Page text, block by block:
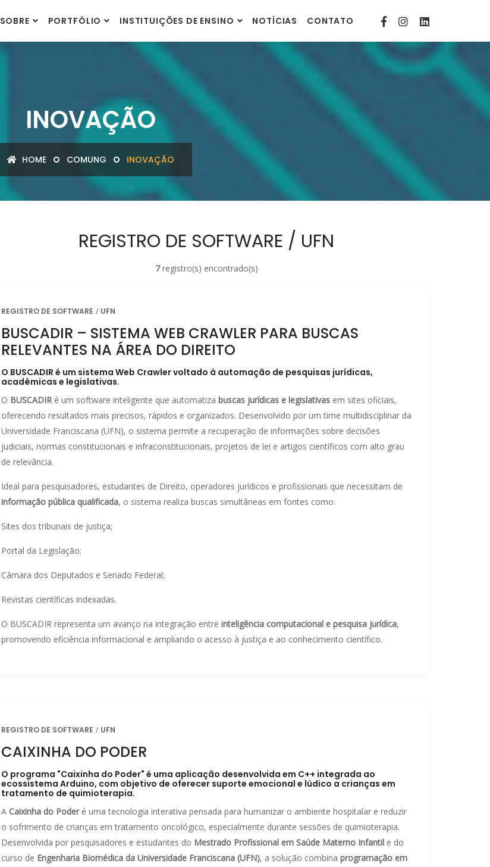
contato@comunitarias.org.br
SOBRE PORTFÓLIO INSTITUIÇÕES DE ENSINO NOTÍCIAS CONTATO
INOVAÇÃO
HOME COMUNG INOVAÇÃO
REGISTRO DE SOFTWARE / UFN
7registro(s) encontrado(s)
REGISTRO DE SOFTWARE UFN
BUSCADIR – SISTEMA WEB CRAWLER PARA BUSCAS
RELEVANTES NA ÁREA DO DIREITO
O BUSCADIR é um sistema Web Crawler voltado à automação de pesquisas jurídicas,
acadêmicas e legislativas.
O BUSCADIRé um software inteligente que automatiza buscas jurídicas e legislativas em sites oficiais,
oferecendo resultados mais precisos, rápidos e organizados. Desenvolvido por um time multidisciplinar da
Universidade Franciscana (UFN), o sistema permite a recuperação de informações sobre decisões
judiciais, normas constitucionais e infraconstitucionais, projetos de lei e artigos científicos com alto grau
de relevância.
Ideal para pesquisadores, estudantes de Direito, operadores jurídicos e profissionais que necessitam de
informação pública qualificada, o sistema realiza buscas simultâneas em fontes como:
Sites dos tribunais de justiça;
Portal da Legislação;
Câmara dos Deputados e Senado Federal;
Revistas científicas indexadas.
O BUSCADIR representa um avanço na integração entre inteligência computacional e pesquisa jurídica,
promovendo eficiência informacional e ampliando o acesso à justiça e ao conhecimento científico.
REGISTRO DE SOFTWARE UFN
CAIXINHA DO PODER
O programa "Caixinha do Poder" é uma aplicação desenvolvida em C++ integrada ao
ecossistema Arduino, com objetivo de oferecer suporte emocional e lúdico a crianças em
tratamento de quimioterapia.
A Caixinha do Poderé uma tecnologia interativa pensada para humanizar o ambiente hospitalar e reduzir
o sofrimento de crianças em tratamento oncológico, especialmente durante sessões de quimioterapia.
Desenvolvida por pesquisadores e estudantes do Mestrado Profissional em Saúde Materno Infantil e do
curso de Engenharia Biomédica da Universidade Franciscana (UFN), a solução combina programação em